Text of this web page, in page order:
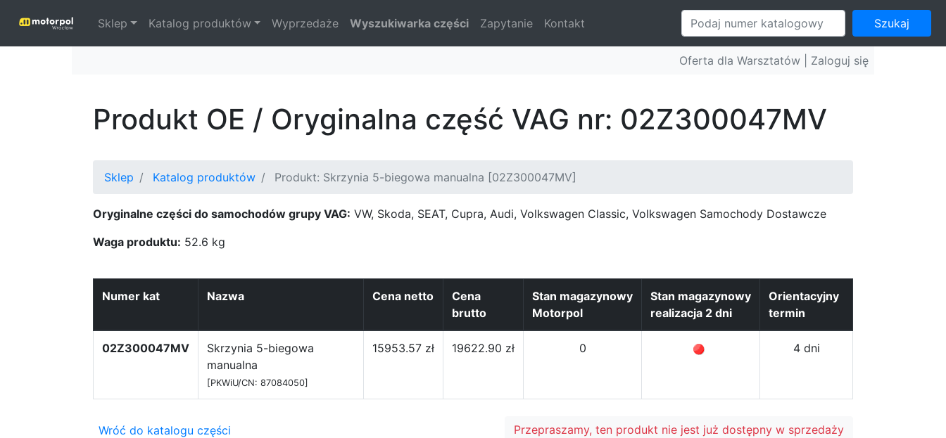
Sklep Katalog produktów Wyprzedaże Wyszukiwarka części Zapytanie Kontakt Szukaj
Oferta dla Warsztatów | Zaloguj się
Produkt OE / Oryginalna część VAG nr: 02Z300047MV
Sklep Katalog produktów Produkt: Skrzynia 5-biegowa manualna [02Z300047MV]
Oryginalne części do samochodów grupy VAG: VW, Skoda, SEAT, Cupra, Audi, Volkswagen Classic, Volkswagen Samochody Dostawcze
Waga produktu: 52.6 kg
Numer kat Nazwa Cena netto
Cena
brutto
Stan magazynowy
Motorpol
Stan magazynowy
realizacja 2 dni
Orientacyjny
termin
02Z300047MV
Skrzynia 5-biegowa
manualna
[PKWiU/CN: 87084050]
15953.57 zł 19622.90 zł 0 4 dni
Wróć do katalogu części Przepraszamy, ten produkt nie jest już dostępny w sprzedaży